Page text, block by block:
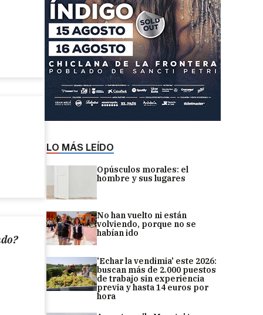
LO MÁS LEÍDO
Opúsculos morales: el
hombre y sus lugares
No han vuelto ni están
volviendo, porque no se
habían ido
'Echar la vendimia' este 2026:
buscan más de 2.000 puestos
de trabajo sin experiencia
previa y hasta 14 euros por
hora